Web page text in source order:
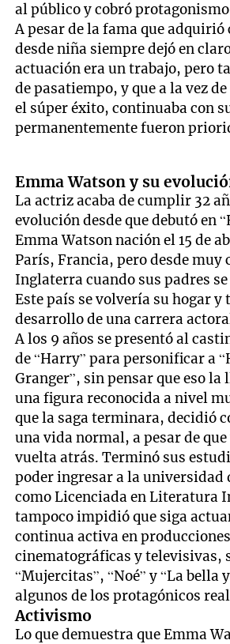
al público y cobró
A pesar de la fama que adquirió
desde niña siempre dejó en
actuación era un trabajo, pero
de pasatiempo, y que a la vez
el súper éxito, continuaba con
permanentemente fueron
Emma Watson y su
La actriz acaba de cumplir 32
evolución desde que debutó en
Emma Watson nación el 15 de
París, Francia, pero desde muy
Inglaterra cuando sus padres
Este país se volvería su hogar y
desarrollo de una carrera
A los 9 años se presentó al
de “Harry” para personificar a
Granger”, sin pensar que eso la
una figura reconocida a nivel
que la saga terminara, decidió
una vida normal, a pesar de que
vuelta atrás. Terminó sus
poder ingresar a la universidad
como Licenciada en Literatura
tampoco impidió que siga
continua activa en producciones
cinematográficas y televisivas,
“Mujercitas”, “Noé” y “La bella
algunos de los protagónicos
Activismo
Lo que demuestra que Emma